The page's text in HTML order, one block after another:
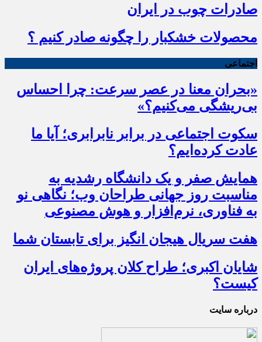
صادرات چوب در ایران
محصولات خشکبار را چگونه صادر کنیم ؟
اجتماعی
«بحران معنا در عصر سرعت: چرا احساس
بی‌ریشگی می‌کنیم؟»
سکوت اجتماعی در برابر نابرابری؛ آیا ما
عادت کرده‌ایم؟
همایش صفر و یک دانشگاه رشدیه به
مناسبت روز جهانی طراحان وب؛ نگاهی نو
به فناوری، نرم‌افزار و هوش مصنوعی
هفت سریال هیجان انگیز برای تابستان شما
شایان اکبری؛ طراح کلان پروژه‌های ایران
کیست؟
درباره سایت